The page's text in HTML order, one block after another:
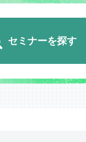
セミナーを探す